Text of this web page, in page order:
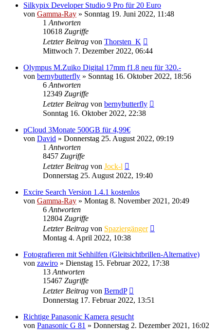
Silkypix Developer Studio 9 Pro für 20 Euro
von Gamma-Ray » Sonntag 19. Juni 2022, 11:48
1 Antworten
10618 Zugriffe
Letzter Beitrag von Thorsten_K
Mittwoch 7. Dezember 2022, 06:44
Olympus M.Zuiko Digital 17mm f1.8 neu für 320.-
von bernybutterfly » Sonntag 16. Oktober 2022, 18:56
6 Antworten
12349 Zugriffe
Letzter Beitrag von bernybutterfly
Sonntag 16. Oktober 2022, 22:38
pCloud 3Monate 500GB für 4,99€
von David » Donnerstag 25. August 2022, 09:19
1 Antworten
8457 Zugriffe
Letzter Beitrag von Jock-l
Donnerstag 25. August 2022, 19:40
Excire Search Version 1.4.1 kostenlos
von Gamma-Ray » Montag 8. November 2021, 20:49
6 Antworten
12804 Zugriffe
Letzter Beitrag von Spaziergänger
Montag 4. April 2022, 10:38
Fotografieren mit Sehhilfen (Gleitsichtbrillen-Alternative)
von zawiro » Dienstag 15. Februar 2022, 17:38
13 Antworten
15467 Zugriffe
Letzter Beitrag von BerndP
Donnerstag 17. Februar 2022, 13:51
Richtige Panasonic Kamera gesucht
von Panasonic G 81 » Donnerstag 2. Dezember 2021, 16:02